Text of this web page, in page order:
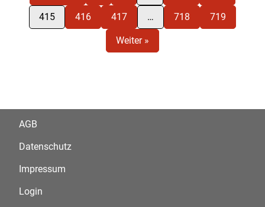
415 416 417 … 718 719
Weiter »
AGB
Datenschutz
Impressum
Login